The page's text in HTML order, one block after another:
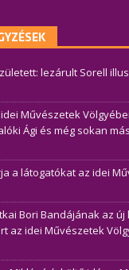
lezárult Sorell
Művészetek
Ági és még sokan
a látogatókat az idei
Bori Bandájának az
az idei Művészetek